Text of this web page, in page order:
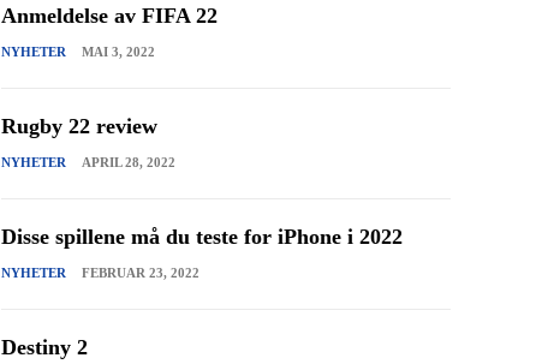
Anmeldelse av FIFA 22
NYHETER MAI 3, 2022
Rugby 22 review
NYHETER APRIL 28, 2022
Disse spillene må du teste for iPhone i 2022
NYHETER FEBRUAR 23, 2022
Destiny 2